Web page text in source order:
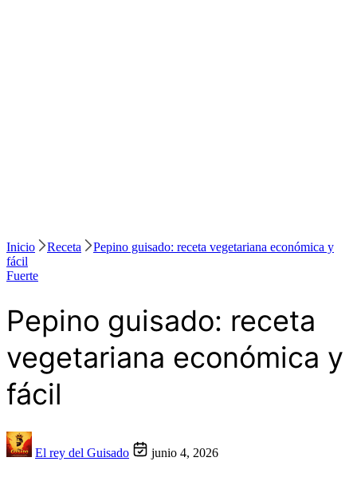
Inicio Receta
Pepino guisado: receta vegetariana económica y
fácil
Fuerte
Pepino guisado: receta
vegetariana económica y
fácil
El rey del Guisado junio 4, 2026